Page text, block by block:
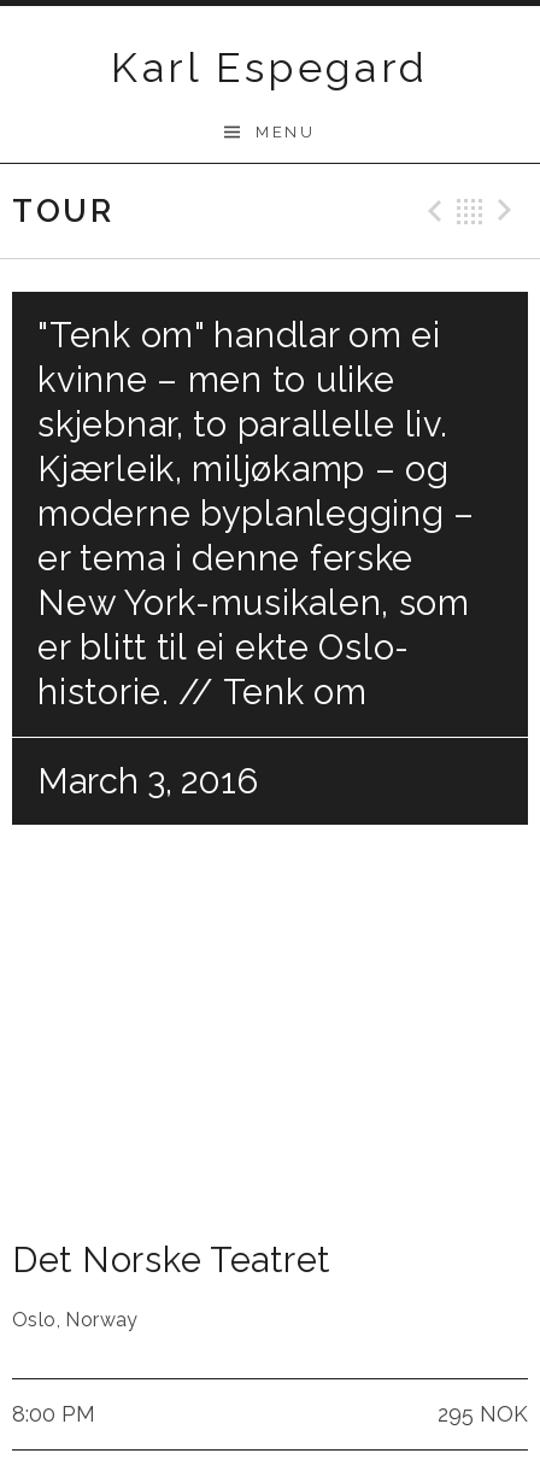
Karl Espegard
MENU
TOUR
"Tenk om" handlar om ei
kvinne – men to ulike
skjebnar, to parallelle liv.
Kjærleik, miljøkamp – og
moderne byplanlegging –
er tema i denne ferske
New York-musikalen, som
er blitt til ei ekte Oslo-
historie. // Tenk om
March 3, 2016
Det Norske Teatret
Oslo, Norway
8:00 PM 295 NOK